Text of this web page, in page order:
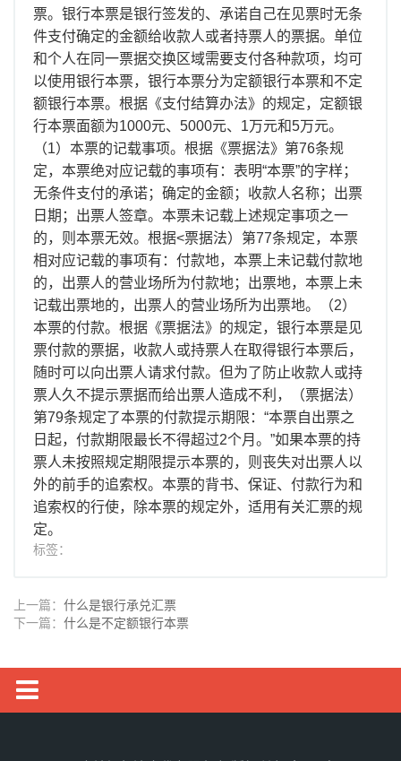
票。银行本票是银行签发的、承诺自己在见票时无条
件支付确定的金额给收款人或者持票人的票据。单位
和个人在同一票据交换区域需要支付各种款项，均可
以使用银行本票，银行本票分为定额银行本票和不定
额银行本票。根据《支付结算办法》的规定，定额银
行本票面额为1000元、5000元、1万元和5万元。
（1）本票的记载事项。根据《票据法》第76条规
定，本票绝对应记载的事项有：表明“本票”的字样；
无条件支付的承诺；确定的金额；收款人名称；出票
日期；出票人签章。本票未记载上述规定事项之一
的，则本票无效。根据<票据法）第77条规定，本票
相对应记载的事项有：付款地，本票上未记载付款地
的，出票人的营业场所为付款地；出票地，本票上未
记载出票地的，出票人的营业场所为出票地。（2）
本票的付款。根据《票据法》的规定，银行本票是见
票付款的票据，收款人或持票人在取得银行本票后，
随时可以向出票人请求付款。但为了防止收款人或持
票人久不提示票据而给出票人造成不利，（票据法）
第79条规定了本票的付款提示期限：“本票自出票之
日起，付款期限最长不得超过2个月。”如果本票的持
票人未按照规定期限提示本票的，则丧失对出票人以
外的前手的追索权。本票的背书、保证、付款行为和
追索权的行使，除本票的规定外，适用有关汇票的规
定。
标签：
上一篇：什么是银行承兑汇票
下一篇：什么是不定额银行本票